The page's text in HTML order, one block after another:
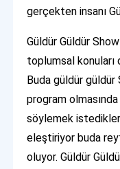
gerçekten insanı
Güldür Güldür
toplumsal konuları
Buda güldür güldür
program
söylemek
eleştiriyor buda
oluyor. Güldür